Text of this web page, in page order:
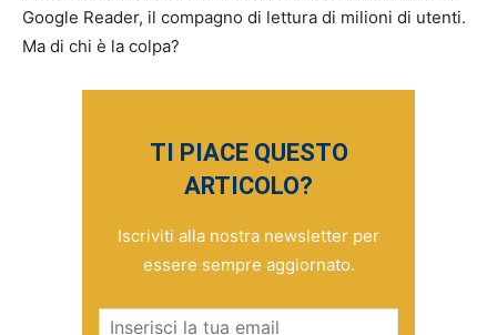
Google Reader, il compagno di lettura di milioni di utenti.
Ma di chi è la colpa?
TI PIACE QUESTO
ARTICOLO?
Iscriviti alla nostra newsletter per
essere sempre aggiornato.